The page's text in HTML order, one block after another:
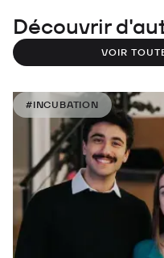
Découvrir
VOIR
#INCUBATION